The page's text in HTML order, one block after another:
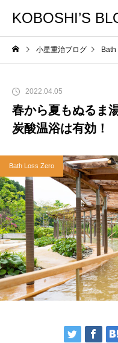
KOBOSHI’S
小星重治ブログ
2022.04.05
春から夏もぬるま
炭酸温浴は有効！
Bath Loss Zero